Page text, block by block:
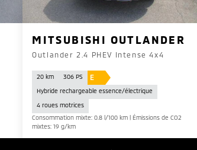
MITSUBISHI OUTLANDER
Outlander 2.4 PHEV Intense 4x4
20 km 306 PS E
Hybride rechargeable essence/électrique
4 roues motrices
Consommation mixte: 0.8 l/100 km | Émissions de CO2
mixtes: 19 g/km